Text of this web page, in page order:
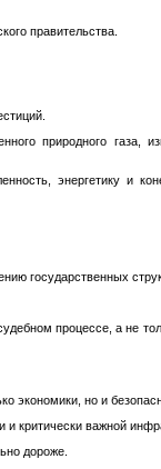
правительства.
природного газа,
энергетику и
государственных
процессе, а не
экономики, но и
критически важной
дороже.